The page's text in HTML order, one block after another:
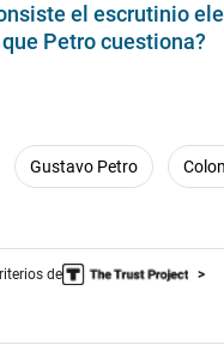
el escrutinio
Petro cuestiona?
Gustavo Petro
de